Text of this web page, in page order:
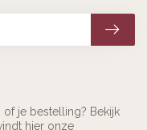
je bestelling? Bekijk
hier onze